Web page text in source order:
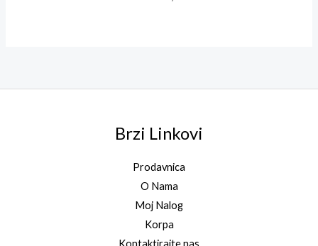
Brzi Linkovi
Prodavnica
O Nama
Moj Nalog
Korpa